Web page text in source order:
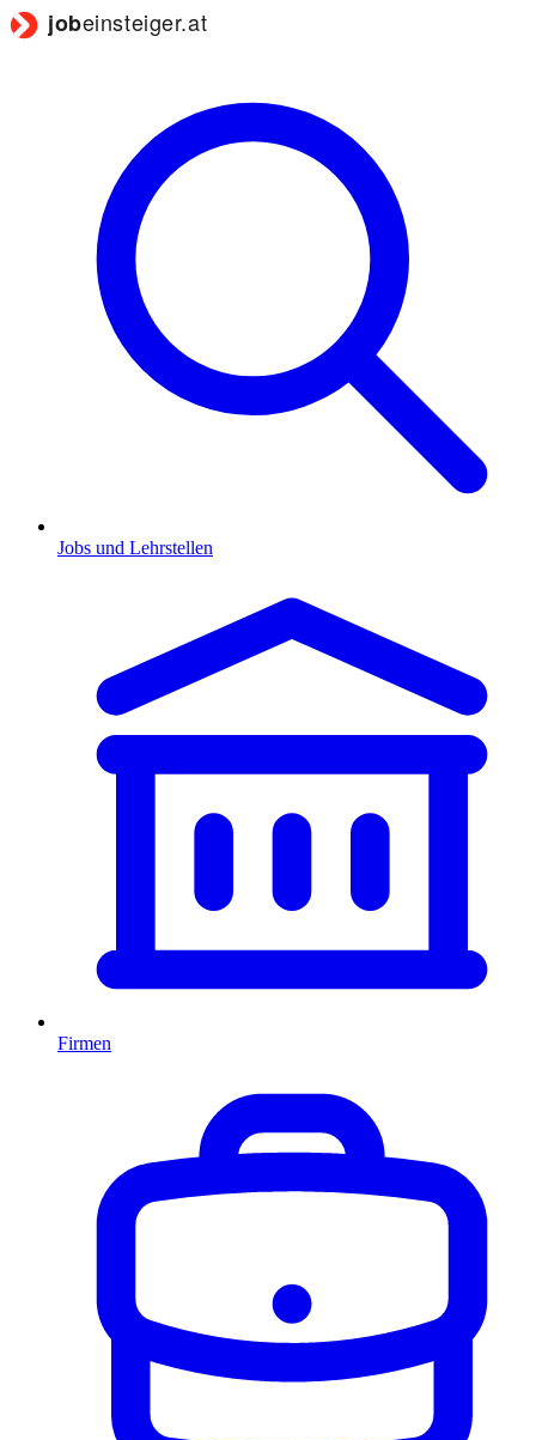
Jobs und Lehrstellen
Firmen